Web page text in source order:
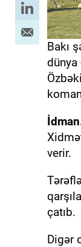
Bakı
dünya
verir.
çatıb.
Digər